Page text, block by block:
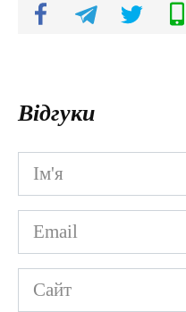
Відгуки
Ім'я
*
Email
*
Сайт